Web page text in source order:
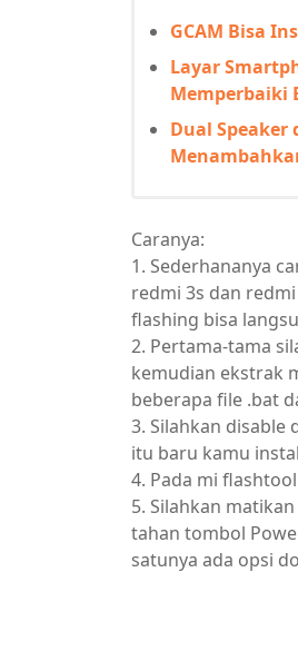
GCAM Bisa
Layar
Memperbaiki
Dual Speaker
Caranya:
1. Sederhananya
redmi 3s dan
flashing bisa
2. Pertama-tama
kemudian ekstrak
beberapa file .bat
3. Silahkan disable
itu baru kamu
4. Pada mi
5. Silahkan
tahan tombol
satunya ada opsi